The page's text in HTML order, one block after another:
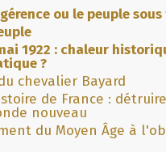
ou le peuple
1922 : chaleur
?
chevalier Bayard
de France :
nouveau
du Moyen Âge à